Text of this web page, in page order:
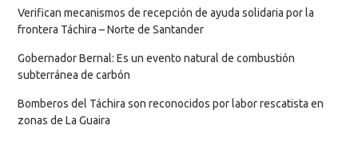
Verifican mecanismos de recepción de ayuda solidaria por la
frontera Táchira – Norte de Santander
Gobernador Bernal: Es un evento natural de combustión
subterránea de carbón
Bomberos del Táchira son reconocidos por labor rescatista en
zonas de La Guaira